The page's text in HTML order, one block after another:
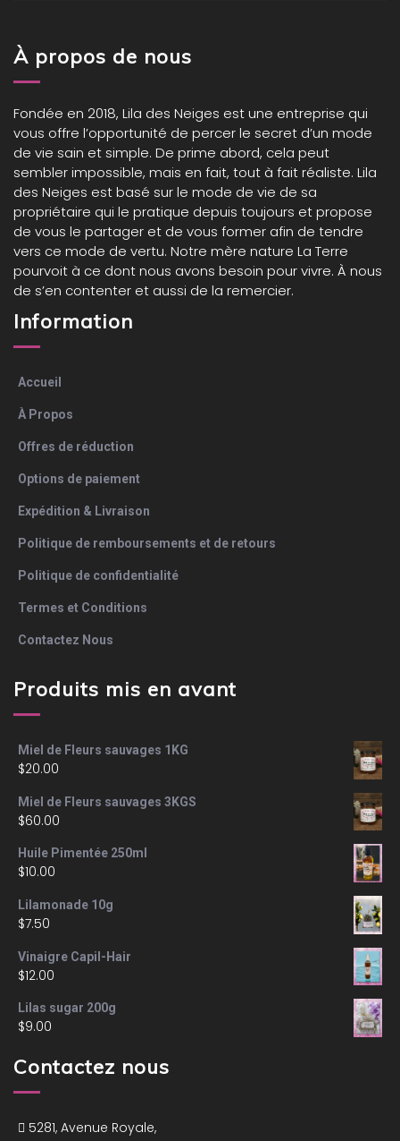
À propos de nous
Fondée en 2018, Lila des Neiges est une entreprise qui
vous offre l’opportunité de percer le secret d’un mode
de vie sain et simple. De prime abord, cela peut
sembler impossible, mais en fait, tout à fait réaliste. Lila
des Neiges est basé sur le mode de vie de sa
propriétaire qui le pratique depuis toujours et propose
de vous le partager et de vous former afin de tendre
vers ce mode de vertu. Notre mère nature La Terre
pourvoit à ce dont nous avons besoin pour vivre. À nous
de s’en contenter et aussi de la remercier.
Information
Accueil
À Propos
Offres de réduction
Options de paiement
Expédition & Livraison
Politique de remboursements et de retours
Politique de confidentialité
Termes et Conditions
Contactez Nous
Produits mis en avant
Miel de Fleurs sauvages 1KG
$20.00
Miel de Fleurs sauvages 3KGS
$60.00
Huile Pimentée 250ml
$10.00
Lilamonade 10g
$7.50
Vinaigre Capil-Hair
$12.00
Lilas sugar 200g
$9.00
Contactez nous
5281, Avenue Royale,